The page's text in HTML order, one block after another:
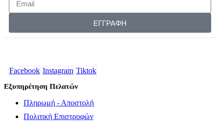
ΕΓΓΡΑΦΗ
Facebook Instagram Tiktok
Εξυπηρέτηση Πελατών
Πληρωμή - Αποστολή
Πολιτική Επιστροφών